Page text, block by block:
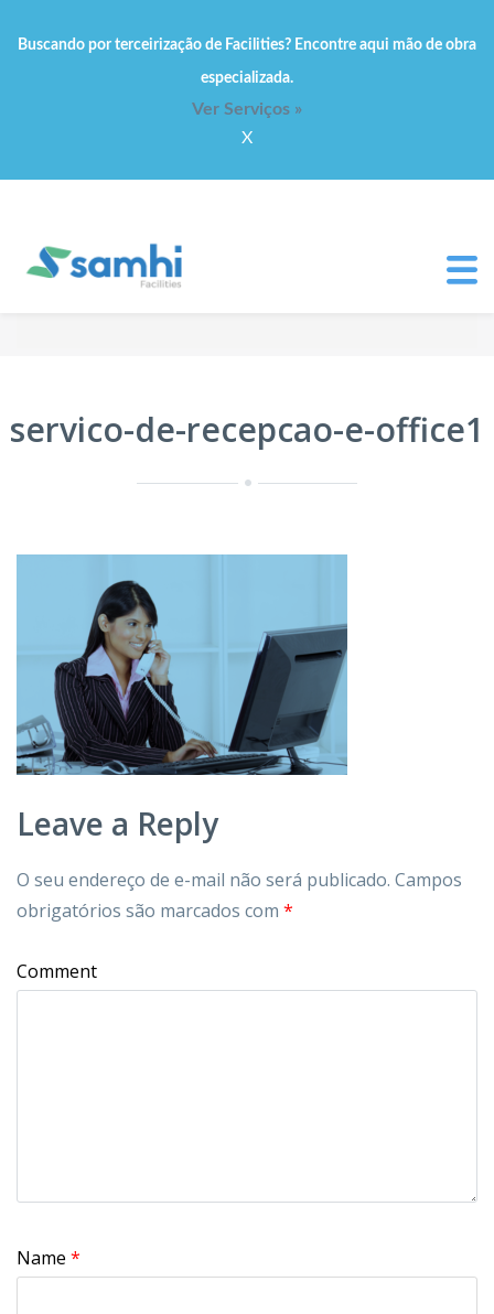
servico-de-recepcao-e-office1
Leave a Reply
O seu endereço de e-mail não será publicado. Campos
obrigatórios são marcados com *
Comment
Name *
Buscando por terceirização de Facilities? Encontre aqui mão de obra
especializada.
Ver Serviços »
X